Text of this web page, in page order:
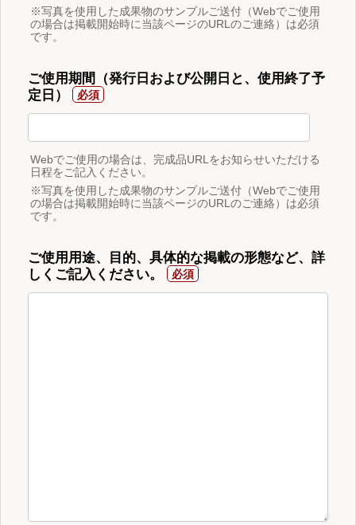
※写真を使用した成果物のサンプルご送付（Webでご使用
の場合は掲載開始時に当該ページのURLのご連絡）は必須
です。
ご使用期間（発行日および公開日と、使用終了予
定日）
Webでご使用の場合は、完成品URLをお知らせいただける
日程をご記入ください。
※写真を使用した成果物のサンプルご送付（Webでご使用
の場合は掲載開始時に当該ページのURLのご連絡）は必須
です。
ご使用用途、目的、具体的な掲載の形態など、詳
しくご記入ください。